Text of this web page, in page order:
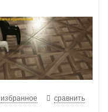
избранное сравнить